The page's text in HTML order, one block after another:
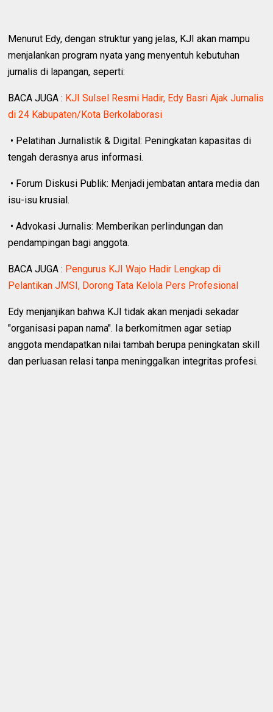
Menurut Edy, dengan struktur yang jelas, KJI akan mampu
menjalankan program nyata yang menyentuh kebutuhan
jurnalis di lapangan, seperti:
BACA JUGA : KJI Sulsel Resmi Hadir, Edy Basri Ajak Jurnalis
di 24 Kabupaten/Kota Berkolaborasi
• Pelatihan Jurnalistik & Digital: Peningkatan kapasitas di
tengah derasnya arus informasi.
• Forum Diskusi Publik: Menjadi jembatan antara media dan
isu-isu krusial.
• Advokasi Jurnalis: Memberikan perlindungan dan
pendampingan bagi anggota.
BACA JUGA : Pengurus KJI Wajo Hadir Lengkap di
Pelantikan JMSI, Dorong Tata Kelola Pers Profesional
Edy menjanjikan bahwa KJI tidak akan menjadi sekadar
"organisasi papan nama". Ia berkomitmen agar setiap
anggota mendapatkan nilai tambah berupa peningkatan skill
dan perluasan relasi tanpa meninggalkan integritas profesi.